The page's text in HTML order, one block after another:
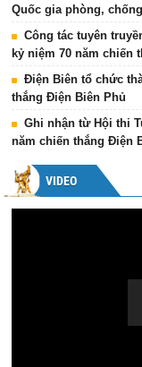
Quốc gia phòng,
Công tác tuyên
kỷ niệm 70 năm chiến
Điện Biên tổ chức
thắng Điện Biên Phủ
Ghi nhận từ Hội thi
năm chiến thắng Điện
VIDEO